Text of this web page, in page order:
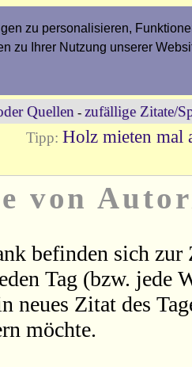
zu personalisieren,
zu Ihrer Nutzung unserer
Quellen - zufällige Zitate/
Tipp: Holz mieten mal
von
befinden sich zur
Tag (bzw. jede
neues Zitat des
möchte.